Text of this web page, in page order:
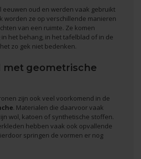
eeuwen oud en werden vaak gebruikt
worden ze op verschillende manieren
van een ruimte. Ze komen
het behang, in het tafelblad of in de
zo gek niet bedenken.
met geometrische
zijn ook veel voorkomend in de
. Materialen die daarvoor vaak
wol, katoen of synthetische stoffen.
hebben vaak ook opvallende
springen de vormen er nog